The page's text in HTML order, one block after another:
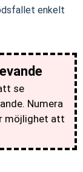
enkelt
se
Numera
möjlighet att